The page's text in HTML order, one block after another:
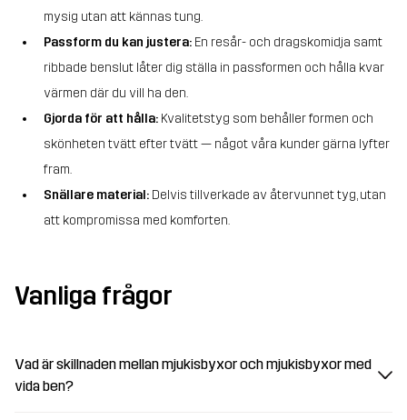
mysig utan att kännas tung.
Passform du kan justera: En resår- och dragskomidja samt
ribbade benslut låter dig ställa in passformen och hålla kvar
värmen där du vill ha den.
Gjorda för att hålla: Kvalitetstyg som behåller formen och
skönheten tvätt efter tvätt — något våra kunder gärna lyfter
fram.
Snällare material: Delvis tillverkade av återvunnet tyg, utan
att kompromissa med komforten.
Vanliga frågor
Vad är skillnaden mellan mjukisbyxor och mjukisbyxor med
vida ben?